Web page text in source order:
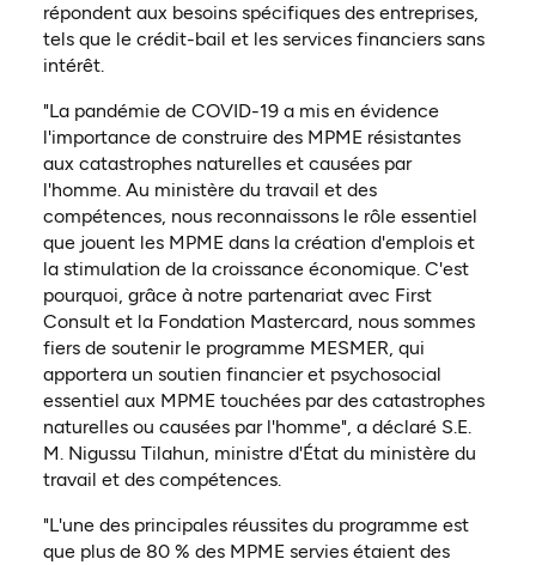
répondent aux besoins spécifiques des entreprises,
tels que le crédit-bail et les services financiers sans
intérêt.
"La pandémie de COVID-19 a mis en évidence
l'importance de construire des MPME résistantes
aux catastrophes naturelles et causées par
l'homme. Au ministère du travail et des
compétences, nous reconnaissons le rôle essentiel
que jouent les MPME dans la création d'emplois et
la stimulation de la croissance économique. C'est
pourquoi, grâce à notre partenariat avec First
Consult et la Fondation Mastercard, nous sommes
fiers de soutenir le programme MESMER, qui
apportera un soutien financier et psychosocial
essentiel aux MPME touchées par des catastrophes
naturelles ou causées par l'homme", a déclaré S.E.
M. Nigussu Tilahun, ministre d'État du ministère du
travail et des compétences.
"L'une des principales réussites du programme est
que plus de 80 % des MPME servies étaient des